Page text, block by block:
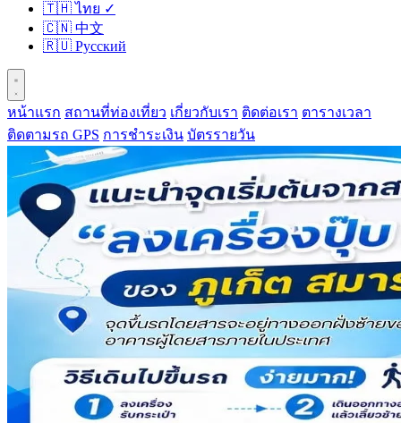
🇹🇭 ไทย ✓
🇨🇳 中文
🇷🇺 Русский
หน้าแรก สถานที่ท่องเที่ยว เกี่ยวกับเรา ติดต่อเรา ตารางเวลา
ติดตามรถ GPS การชำระเงิน บัตรรายวัน